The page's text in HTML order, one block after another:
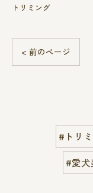
トリミング
< 前のページ
#トリ
#愛犬